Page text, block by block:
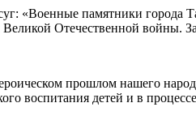
«Военные памятники города
Отечественной войны.
прошлом нашего
воспитания детей и в